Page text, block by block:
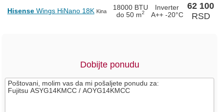
Hisense Wings HiNano 18K Kina
18000 BTU
do 50 m2
Inverter
A++ -20°C
62 100
RSD
Dobijte ponudu